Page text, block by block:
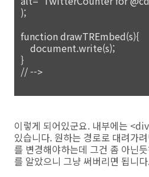
);
function drawTREmbed(s){
document.write(s);
}
// -->
이렇게 되어있군요. 내부에는
있습니다. 원하는 경로로 대려가
를 변경해야하는데 그건 좀 아닌
를 알았으니 그냥 써버리면 됩니